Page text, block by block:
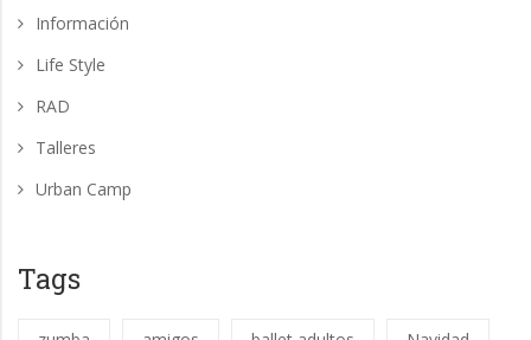
Información
Life Style
RAD
Talleres
Urban Camp
Tags